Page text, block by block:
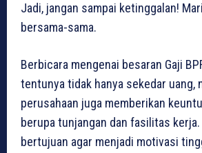
Jadi, jangan sampai ketinggalan!
bersama-sama.
Berbicara mengenai besaran Gaji
tentunya tidak hanya sekedar uang,
perusahaan juga memberikan
berupa tunjangan dan fasilitas
bertujuan agar menjadi motivasi